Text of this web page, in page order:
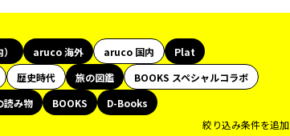
aruco 海外 aruco 国内
Plat
歴史時代 旅の図鑑
BOOKS スペシャルコラボ
読み物 BOOKS
D-Books
絞り込み条件を追加